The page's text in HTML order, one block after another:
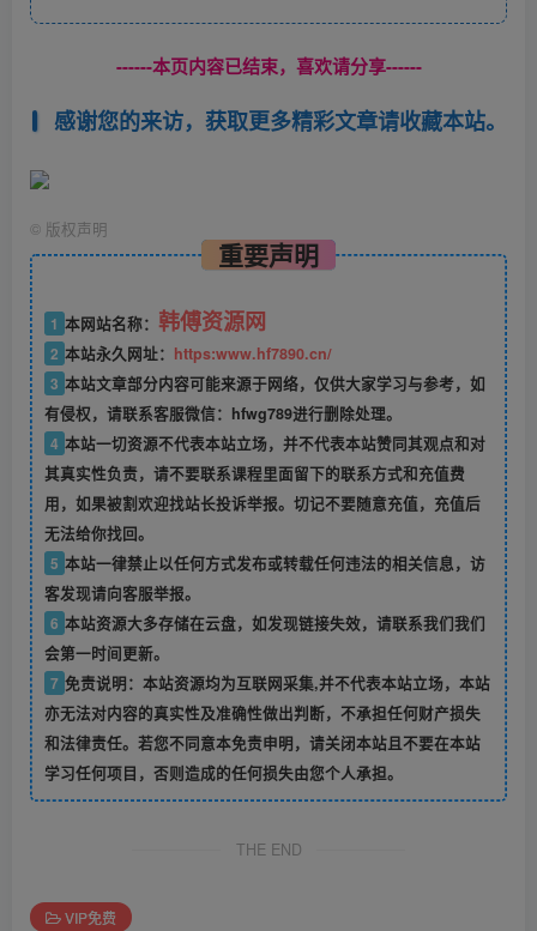
------本页内容已结束，喜欢请分享------
感谢您的来访，获取更多精彩文章请收藏本站。
© 版权声明
重要声明
1 本网站名称： 韩傅资源网
2 本站永久网址： https:www.hf7890.cn/
3 本站文章部分内容可能来源于网络，仅供大家学习与参考，如
有侵权，请联系客服微信：hfwg789进行删除处理。
4 本站一切资源不代表本站立场，并不代表本站赞同其观点和对
其真实性负责，请不要联系课程里面留下的联系方式和充值费
用，如果被割欢迎找站长投诉举报。切记不要随意充值，充值后
无法给你找回。
5 本站一律禁止以任何方式发布或转载任何违法的相关信息，访
客发现请向客服举报。
6 本站资源大多存储在云盘，如发现链接失效，请联系我们我们
会第一时间更新。
7 免责说明：本站资源均为互联网采集,并不代表本站立场，本站
亦无法对内容的真实性及准确性做出判断，不承担任何财产损失
和法律责任。若您不同意本免责申明，请关闭本站且不要在本站
学习任何项目，否则造成的任何损失由您个人承担。
THE END
VIP免费